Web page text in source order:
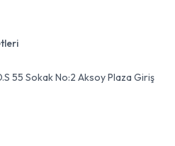
55 Sokak No:2 Aksoy Plaza Giriş